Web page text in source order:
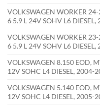
VOLKSWAGEN WORKER
6 5.9 L 24V SOHV L6 DIESEL,
VOLKSWAGEN WORKER
6 5.9 L 24V SOHV L6 DIESEL,
VOLKSWAGEN 8.150 EOD,
12V SOHC L4 DIESEL, 2004-
VOLKSWAGEN 5.140 EOD,
12V SOHC L4 DIESEL, 2005-